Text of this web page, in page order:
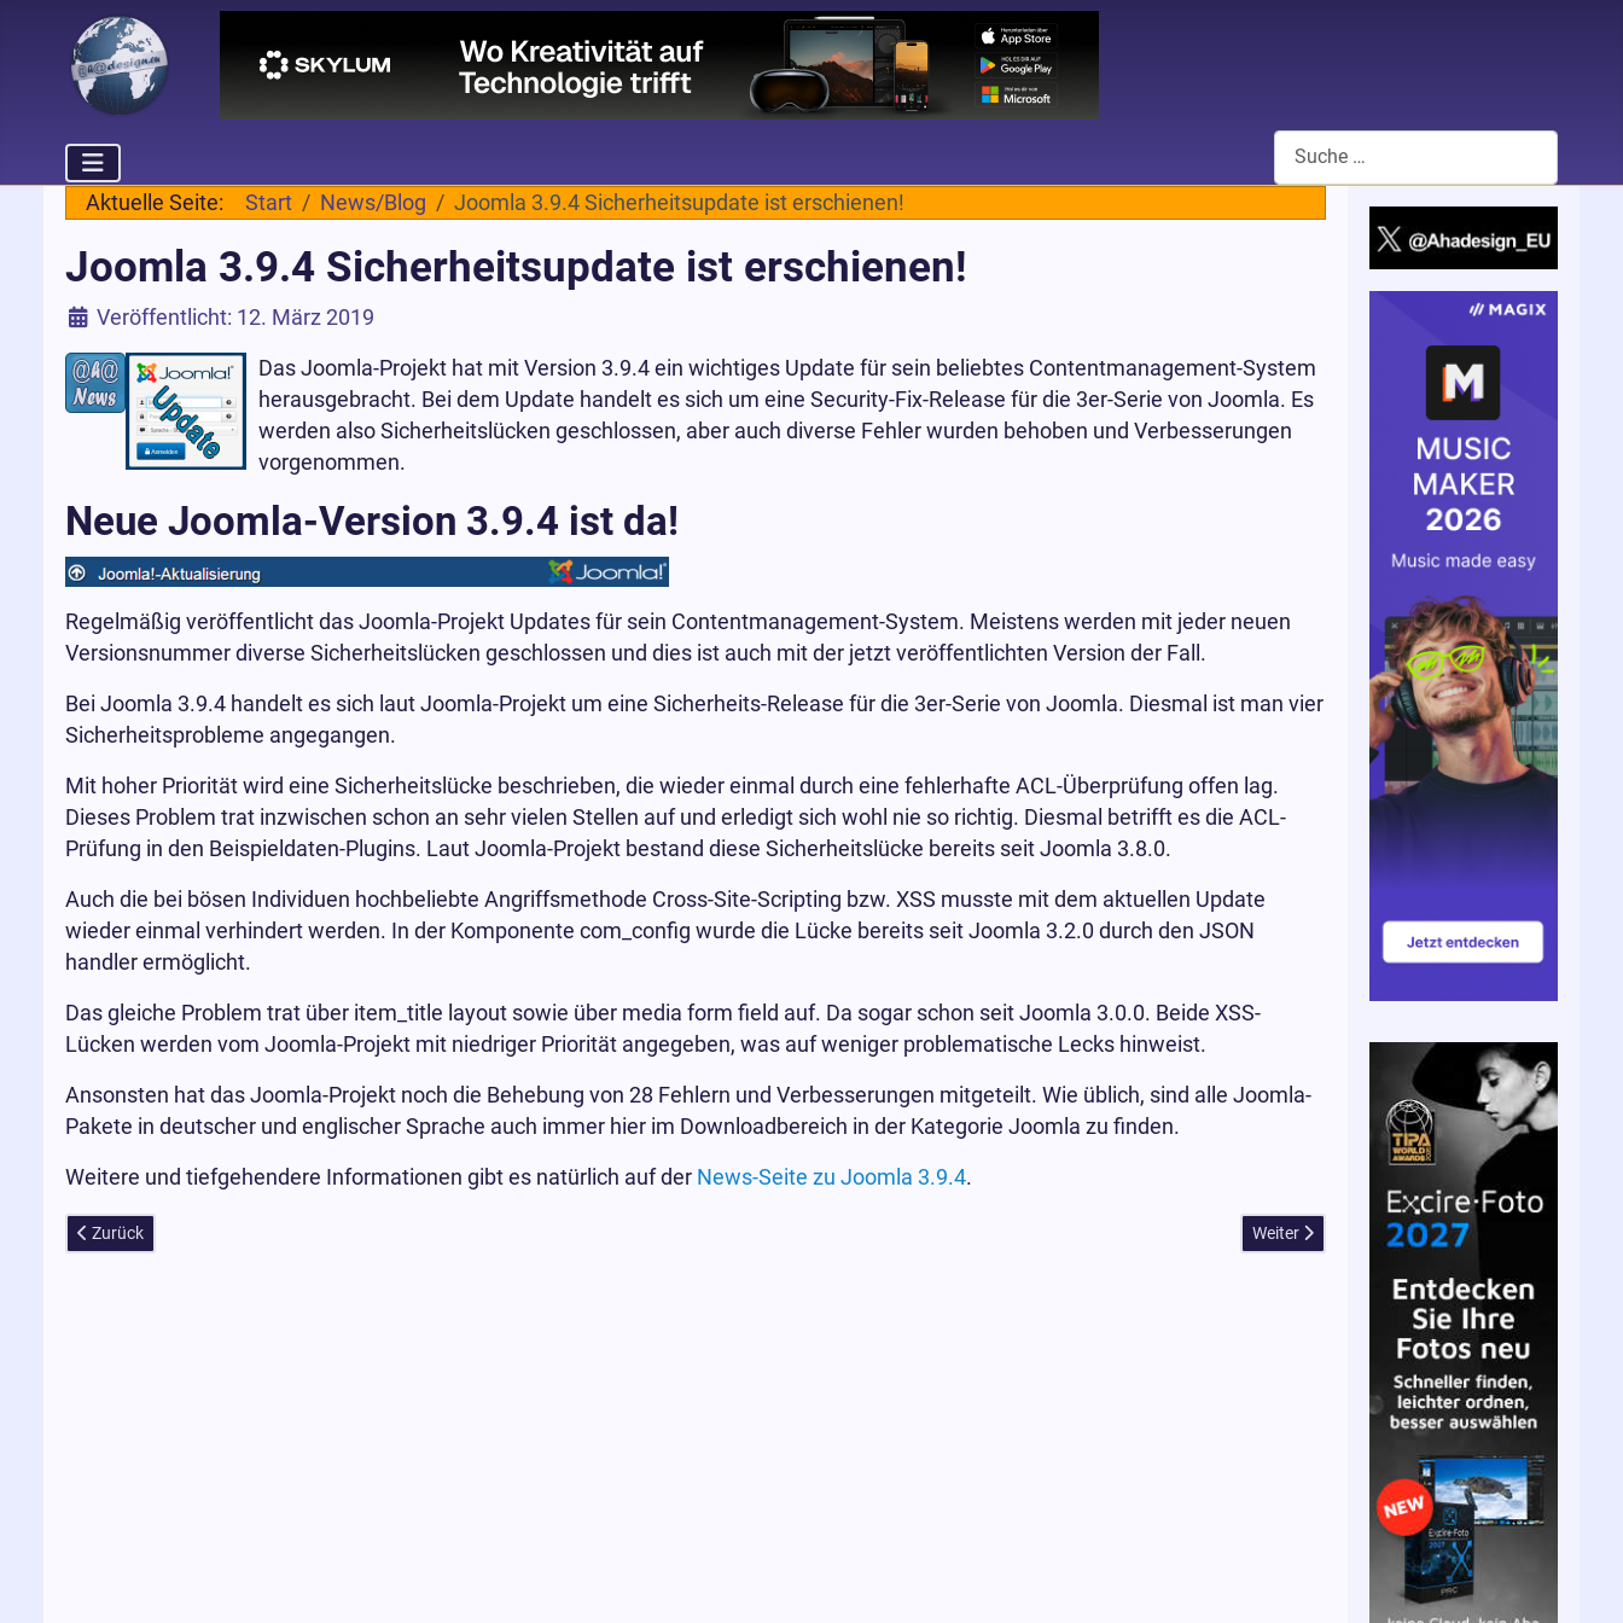
Suchen
Aktuelle Seite: Start News/Blog Joomla 3.9.4 Sicherheitsupdate ist erschienen!
Joomla 3.9.4 Sicherheitsupdate ist erschienen!
Details
Veröffentlicht: 12. März 2019
Das Joomla-Projekt hat mit Version 3.9.4 ein wichtiges Update für sein beliebtes Contentmanagement-System
herausgebracht. Bei dem Update handelt es sich um eine Security-Fix-Release für die 3er-Serie von Joomla. Es
werden also Sicherheitslücken geschlossen, aber auch diverse Fehler wurden behoben und Verbesserungen
vorgenommen.
Neue Joomla-Version 3.9.4 ist da!
Regelmäßig veröffentlicht das Joomla-Projekt Updates für sein Contentmanagement-System. Meistens werden mit jeder neuen
Versionsnummer diverse Sicherheitslücken geschlossen und dies ist auch mit der jetzt veröffentlichten Version der Fall.
Bei Joomla 3.9.4 handelt es sich laut Joomla-Projekt um eine Sicherheits-Release für die 3er-Serie von Joomla. Diesmal ist man vier
Sicherheitsprobleme angegangen.
Mit hoher Priorität wird eine Sicherheitslücke beschrieben, die wieder einmal durch eine fehlerhafte ACL-Überprüfung offen lag.
Dieses Problem trat inzwischen schon an sehr vielen Stellen auf und erledigt sich wohl nie so richtig. Diesmal betrifft es die ACL-
Prüfung in den Beispieldaten-Plugins. Laut Joomla-Projekt bestand diese Sicherheitslücke bereits seit Joomla 3.8.0.
Auch die bei bösen Individuen hochbeliebte Angriffsmethode Cross-Site-Scripting bzw. XSS musste mit dem aktuellen Update
wieder einmal verhindert werden. In der Komponente com_config wurde die Lücke bereits seit Joomla 3.2.0 durch den JSON
handler ermöglicht.
Das gleiche Problem trat über item_title layout sowie über media form field auf. Da sogar schon seit Joomla 3.0.0. Beide XSS-
Lücken werden vom Joomla-Projekt mit niedriger Priorität angegeben, was auf weniger problematische Lecks hinweist.
Ansonsten hat das Joomla-Projekt noch die Behebung von 28 Fehlern und Verbesserungen mitgeteilt. Wie üblich, sind alle Joomla-
Pakete in deutscher und englischer Sprache auch immer hier im Downloadbereich in der Kategorie Joomla zu finden.
Weitere und tiefgehendere Informationen gibt es natürlich auf der News-Seite zu Joomla 3.9.4.
Vorheriger Beitrag: KeyCtrl - Der professionelle Hotkey-Manager von Ascomp hier in Verlosung!
Zurück Nächster Beitrag: DxO PhotoLab 2.2 Update mit
Weiter